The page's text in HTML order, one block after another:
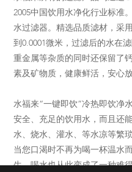
2005中国饮用水净化行业标准
水过滤器。精选品质滤材，采
到0.0001微米，过滤后的水在
重金属等杂质的同时还保留了
素及矿物质，健康鲜活，安心放
水福来“一键即饮”冷热即饮净
安全、充足的饮用水，而且还
水、烧水、灌水、等水凉等繁
当您口渴时不再为喝一杯温水
生，喝水也从此变成了一种难